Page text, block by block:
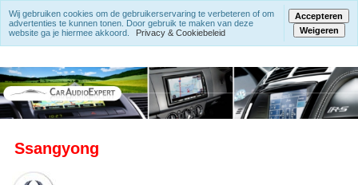
Ssangyong
Wij gebruiken cookies om de gebruikerservaring te verbeteren of om
advertenties te kunnen tonen. Door gebruik te maken van deze
website ga je hiermee akkoord.
Privacy & Cookiebeleid
Accepteren
Weigeren